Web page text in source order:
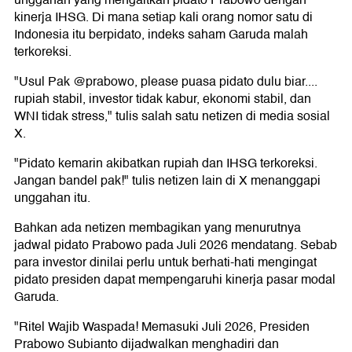
kinerja IHSG. Di mana setiap kali orang nomor satu di
Indonesia itu berpidato, indeks saham Garuda malah
terkoreksi.
"Usul Pak @prabowo, please puasa pidato dulu biar....
rupiah stabil, investor tidak kabur, ekonomi stabil, dan
WNI tidak stress," tulis salah satu netizen di media sosial
X.
"Pidato kemarin akibatkan rupiah dan IHSG terkoreksi.
Jangan bandel pak!" tulis netizen lain di X menanggapi
unggahan itu.
Bahkan ada netizen membagikan yang menurutnya
jadwal pidato Prabowo pada Juli 2026 mendatang. Sebab
para investor dinilai perlu untuk berhati-hati mengingat
pidato presiden dapat mempengaruhi kinerja pasar modal
Garuda.
"Ritel Wajib Waspada! Memasuki Juli 2026, Presiden
Prabowo Subianto dijadwalkan menghadiri dan